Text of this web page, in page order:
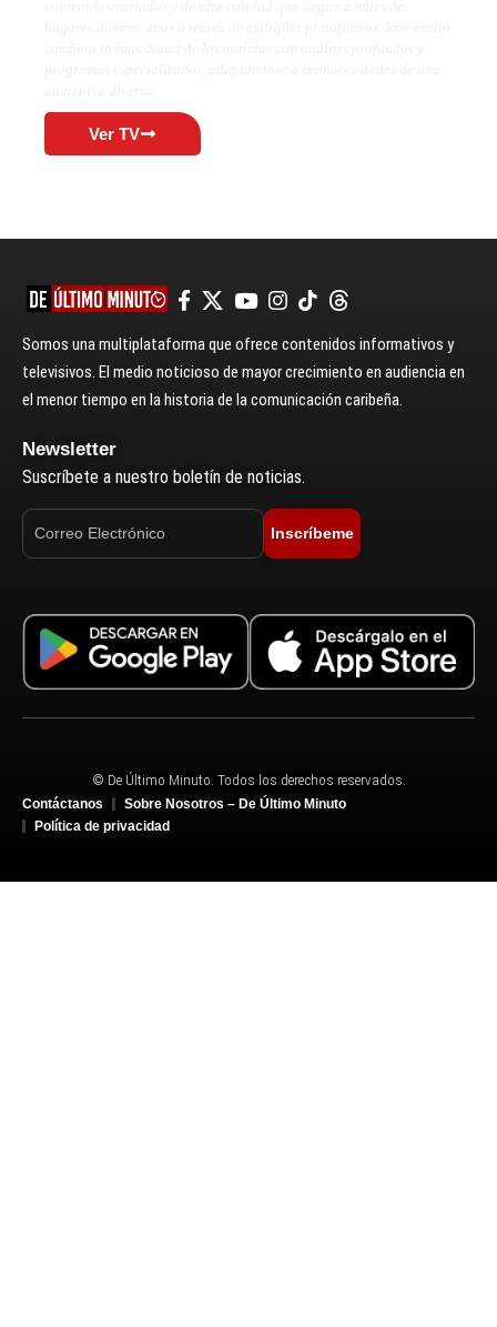
Ver TV
Somos una multiplataforma que ofrece contenidos informativos y
televisivos. El medio noticioso de mayor crecimiento en audiencia en
el menor tiempo en la historia de la comunicación caribeña.
Newsletter
Suscríbete a nuestro boletín de noticias.
Inscríbeme
© De Último Minuto. Todos los derechos reservados.
Contáctanos
Sobre Nosotros – De Último Minuto
Política de privacidad